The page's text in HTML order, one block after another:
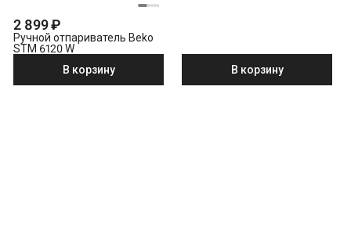
2 899 ₽
Ручной отпариватель Beko
STM 6120 W
В корзину
В корзину